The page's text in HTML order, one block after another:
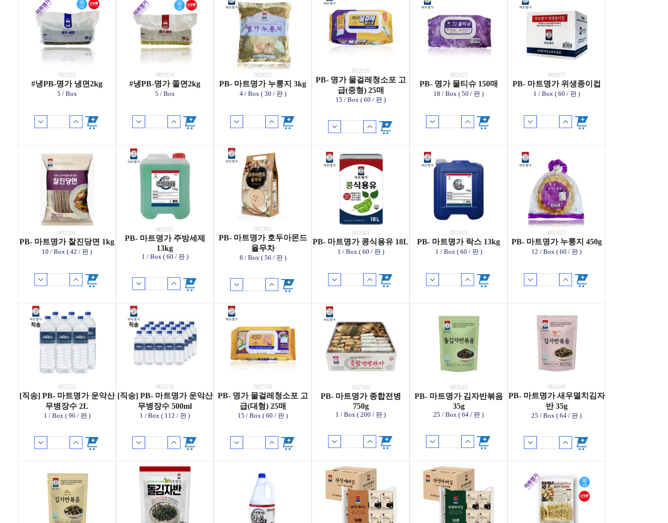
001923
#냉PB-명가 냉면2kg
5 / Box
001924
#냉PB-명가 쫄면2kg
5 / Box
002021
PB- 마트명가 누룽지 3kg
4 / Box ( 30 / 판 )
002026
PB- 명가 물걸레청소포 고
급(중형) 25매
15 / Box ( 60 / 판 )
002027
PB- 명가 물티슈 150매
18 / Box ( 50 / 판 )
002077
PB- 마트명가 위생종이컵
1 / Box ( 60 / 판 )
002201
PB- 마트명가 찰진당면 1kg
10 / Box ( 42 / 판 )
002295
PB- 마트명가 주방세제
13kg
1 / Box ( 60 / 판 )
002301
PB- 마트명가 호두아몬드
율무차
8 / Box ( 56 / 판 )
002381
PB- 마트명가 콩식용유 18L
1 / Box ( 60 / 판 )
002407
PB- 마트명가 락스 13kg
1 / Box ( 60 / 판 )
002417
PB- 마트명가 누룽지 450g
12 / Box ( 60 / 판 )
002555
[직송] PB- 마트명가 운악산
무병장수 2L
1 / Box ( 96 / 판 )
002556
[직송] PB- 마트명가 운악산
무병장수 500ml
1 / Box ( 112 / 판 )
002559
PB- 명가 물걸레청소포 고
급(대형) 25매
15 / Box ( 60 / 판 )
002569
PB- 마트명가 종합전병
750g
1 / Box ( 200 / 판 )
002645
PB- 마트명가 김자반볶음
35g
25 / Box ( 64 / 판 )
002646
PB- 마트명가 새우멸치김자
반 35g
25 / Box ( 64 / 판 )